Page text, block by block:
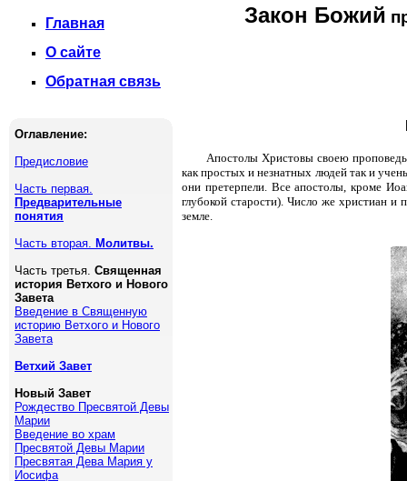
Закон Божий
Апостолы Христовы своею
как простых и незнатных людей так и
они претерпели. Все апостолы, кроме
глубокой старости). Число же христиан и
земле.
Оглавление:
Предисловие
Часть первая.
Предварительные
понятия
Часть вторая. Молитвы.
Часть третья. Священная
история Ветхого и Нового
Завета
Введение в Священную
историю Ветхого и Нового
Завета
Ветхий Завет
Новый Завет
Рождество Пресвятой Девы
Марии
Введение во храм
Пресвятой Девы Марии
Пресвятая Дева Мария у
Иосифа
Главная
О сайте
Обратная связь